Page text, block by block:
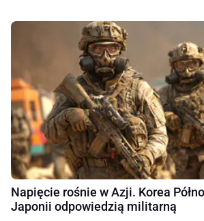
Napięcie rośnie w Azji. Korea
Japonii odpowiedzią militarną